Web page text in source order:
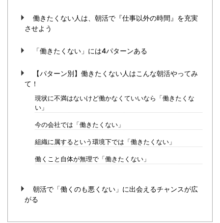
働きたくない人は、朝活で『仕事以外の時間』を充実
させよう
「働きたくない」には4パターンある
【パターン別】働きたくない人はこんな朝活やってみ
て！
現状に不満はないけど働かなくていいなら「働きたくな
い」
今の会社では「働きたくない」
組織に属するという環境下では「働きたくない」
働くこと自体が無理で「働きたくない」
朝活で「働くのも悪くない」に出会えるチャンスが広
がる